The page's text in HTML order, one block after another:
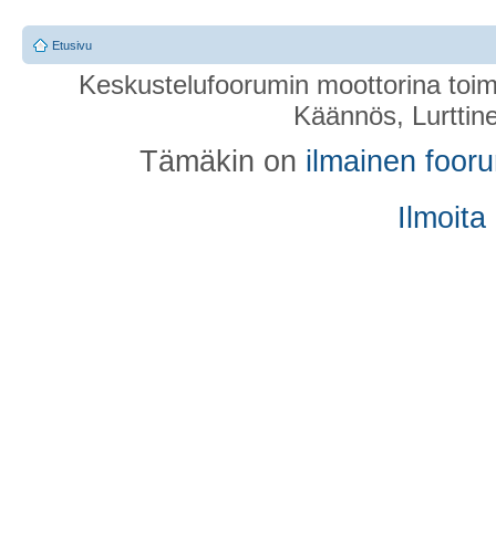
Etusivu
Keskustelufoorumin moottorina
Käännös,
Tämäkin on ilmainen